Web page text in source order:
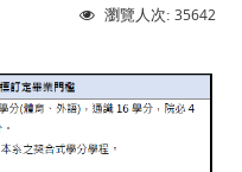
瀏覽人次: 35642